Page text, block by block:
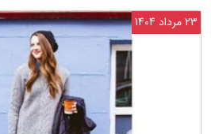
23 مرداد 1404